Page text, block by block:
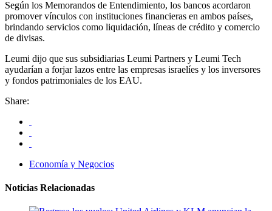
Según los Memorandos de Entendimiento, los bancos acordaron
promover vínculos con instituciones financieras en ambos países,
brindando servicios como liquidación, líneas de crédito y comercio
de divisas.
Leumi dijo que sus subsidiarias Leumi Partners y Leumi Tech
ayudarían a forjar lazos entre las empresas israelíes y los inversores
y fondos patrimoniales de los EAU.
Share:
Economía y Negocios
Noticias Relacionadas